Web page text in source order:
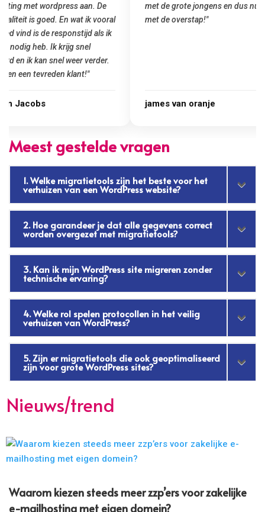
met de grote jongens en dus nu al blij
met de overstap!"
james van oranje
was meteen door
gemaakt. Top
Marcel Thijs
Meest gestelde vragen
1. Welke migratietools zijn het beste voor het
verhuizen van een WordPress website?
2. Hoe garandeer je dat alle gegevens correct
worden overgezet met migratietools?
3. Kan ik mijn WordPress site migreren zonder
technische ervaring?
4. Welke rol spelen protocollen in het veilig
verhuizen van WordPress?
5. Zijn er migratietools die ook geoptimaliseerd
zijn voor grote WordPress sites?
Nieuws/trend
Waarom kiezen steeds meer zzp’ers voor zakelijke
e-mailhosting met eigen domein?